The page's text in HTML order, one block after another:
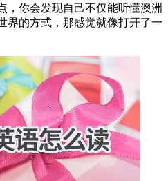
，你会发现自己不仅能听懂澳洲
界的方式，那感觉就像打开了一